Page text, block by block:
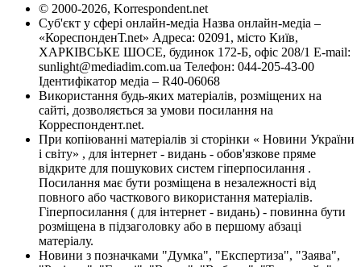
© 2000-2026, Korrespondent.net
Суб'єкт у сфері онлайн-медіа Назва онлайн-медіа –
«КореспонденТ.net» Адреса: 02091, місто Київ,
ХАРКІВСЬКЕ ШОСЕ, будинок 172-Б, офіс 208/1 E-mail:
sunlight@mediadim.com.ua Телефон: 044-205-43-00
Ідентифікатор медіа – R40-06068
Використання будь-яких матеріалів, розміщених на
сайті, дозволяється за умови посилання на
Корреспондент.net.
При копіюванні матеріалів зі сторінки « Новини України
і світу» , для інтернет - видань - обов'язкове пряме
відкрите для пошукових систем гіперпосилання .
Посилання має бути розміщена в незалежності від
повного або часткового використання матеріалів.
Гіперпосилання ( для інтернет - видань) - повинна бути
розміщена в підзаголовку або в першому абзаці
матеріалу.
Новини з позначками "Думка", "Експертиза", "Заява",